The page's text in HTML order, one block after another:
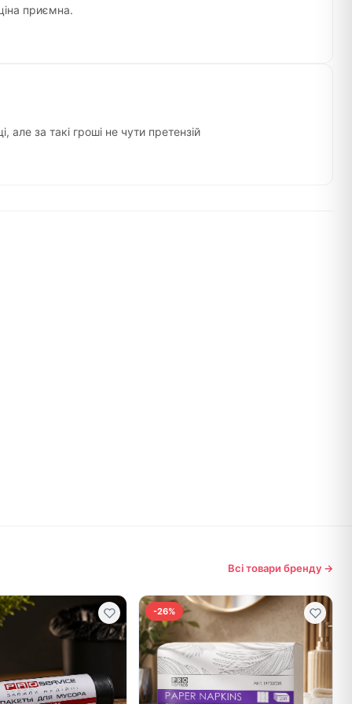
приємна.
за такі гроші не чути претензій
Всі товари бренду →
-26%